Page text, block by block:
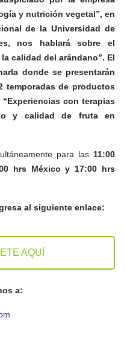
y nutrición vegetal”, en
de la Universidad de
nos hablará sobre el
calidad del arándano”. El
donde se presentarán
temporadas de productos
con terapias
y calidad de fruta en
para las 11:00
hrs México y 17:00 hrs
al siguiente enlace:
AQUÍ
a: